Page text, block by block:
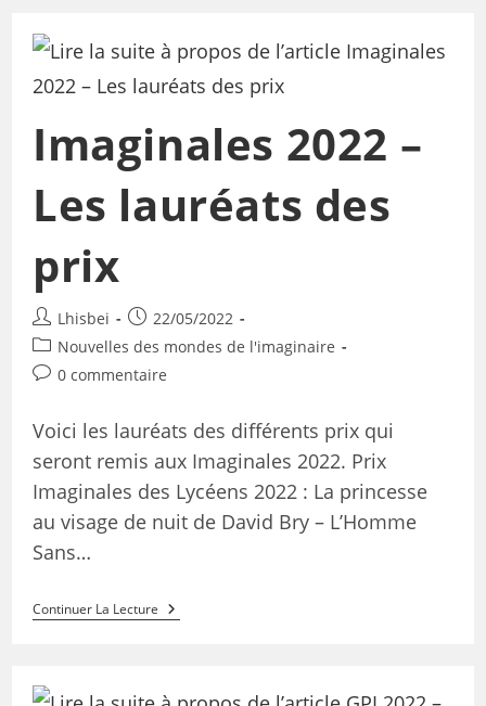
Imaginales 2022 –
Les lauréats des
prix
Lhisbei
22/05/2022
Nouvelles des mondes de l'imaginaire
0 commentaire
Voici les lauréats des différents prix qui
seront remis aux Imaginales 2022. Prix
Imaginales des Lycéens 2022 : La princesse
au visage de nuit de David Bry – L’Homme
Sans…
Continuer La Lecture